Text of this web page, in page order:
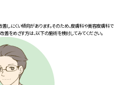
にくい傾向があります。そのため、皮膚科や美容皮膚科で
をめざす方は、以下の施術を検討してみてください。